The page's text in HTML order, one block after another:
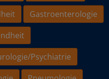
Gastroenterologie
Psychiatrie